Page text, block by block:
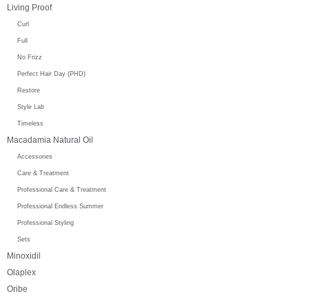
Living Proof
Curl
Full
No Frizz
Perfect Hair Day (PHD)
Restore
Style Lab
Timeless
Macadamia Natural Oil
Accessories
Care & Treatment
Professional Care & Treatment
Professional Endless Summer
Professional Styling
Sets
Minoxidil
Olaplex
Oribe